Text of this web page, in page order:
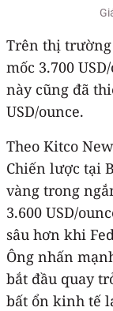
Trên thị trường
mốc 3.700
này cũng đã
USD/ounce.
Theo Kitco
Chiến lược tại
vàng trong
3.600 USD/
sâu hơn khi
Ông nhấn
bắt đầu quay
bất ổn kinh tế